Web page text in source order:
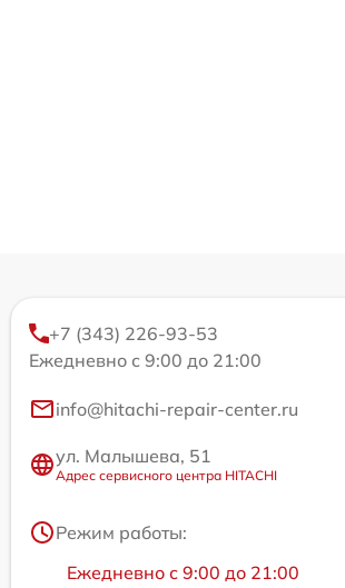
+7 (343) 226-93-53
Ежедневно с 9:00 до 21:00
info@hitachi-repair-center.ru
ул. Малышева, 51
Адрес сервисного центра HITACHI
Режим работы:
Ежедневно с 9:00 до 21:00